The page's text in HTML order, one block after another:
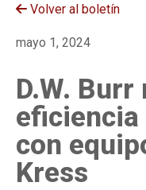
Volver al boletín
mayo 1, 2024
D.W.
eficiencia
con
Kress